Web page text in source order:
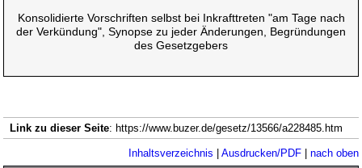
Konsolidierte Vorschriften selbst bei Inkrafttreten "am Tage nach
der Verkündung", Synopse zu jeder Änderungen, Begründungen
des Gesetzgebers
Link zu dieser Seite: https://www.buzer.de/gesetz/13566/a228485.htm
Inhaltsverzeichnis Ausdrucken/PDF| nach oben